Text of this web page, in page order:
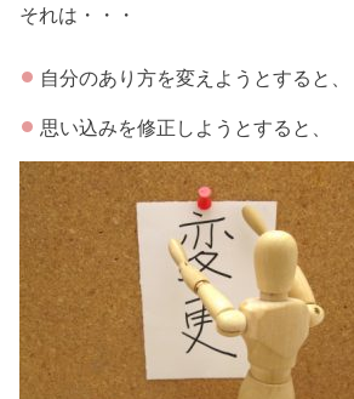
それは・・・
自分のあり方を変えようとすると、
思い込みを修正しようとすると、